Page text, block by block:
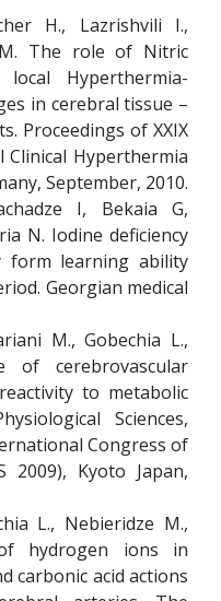
H., Lazrishvili I.,
The role of Nitric
Hyperthermia-
in cerebral tissue –
Proceedings of XXIX
Hyperthermia
September, 2010.
I, Bekaia G,
N. Iodine deficiency
form learning ability
Georgian medical
M., Gobechia L.,
of cerebrovascular
to metabolic
Sciences,
Congress of
2009), Kyoto Japan,
L., Nebieridze M.,
hydrogen ions in
carbonic acid actions